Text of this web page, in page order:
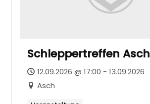
Schleppertreffen Asch
12.09.2026 @ 17:00 - 13.09.2026
Asch